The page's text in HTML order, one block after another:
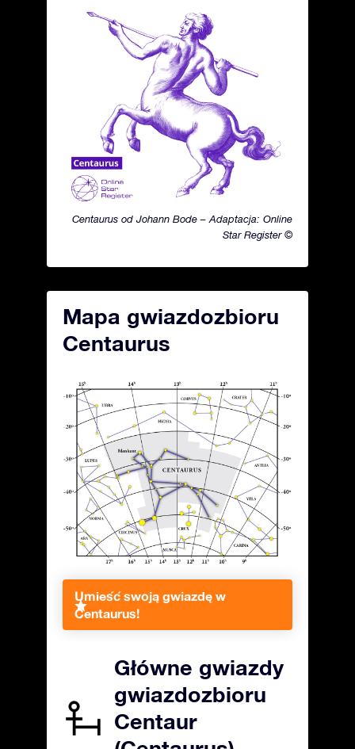
Centaurus od Johann Bode – Adaptacja: Online
Star Register ©
Mapa gwiazdozbioru
Centaurus
Umieść swoją gwiazdę w
Centaurus!
Główne gwiazdy
gwiazdozbioru
Centaur